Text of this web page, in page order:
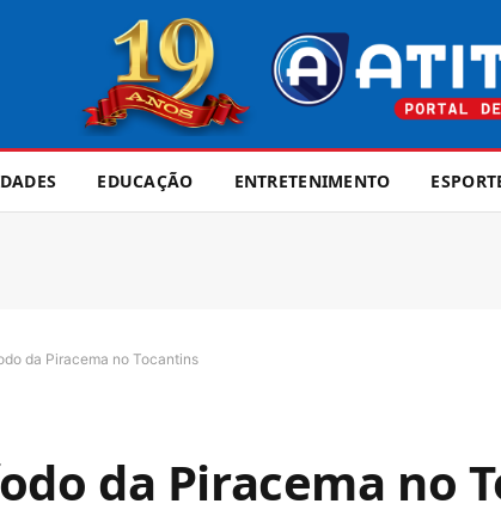
EDUCAÇÃO ENTRETENIMENTO
da Piracema no Tocantins
da Piracema no